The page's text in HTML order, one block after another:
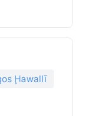
Ḩawallī